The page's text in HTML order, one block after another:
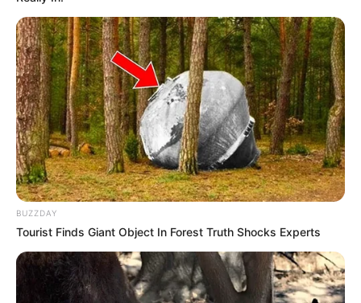
BUZZDAY
Tourist Finds Giant Object In Forest Truth Shocks Experts